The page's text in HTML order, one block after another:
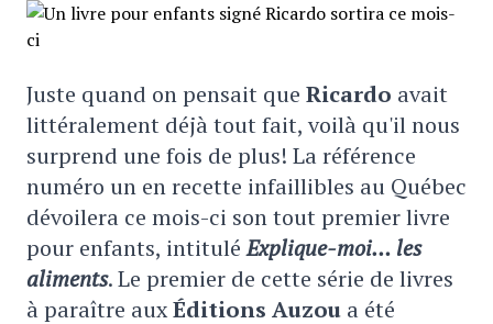
Juste quand on pensait que Ricardo avait
littéralement déjà tout fait, voilà qu'il nous
surprend une fois de plus! La référence
numéro un en recette infaillibles au Québec
dévoilera ce mois-ci son tout premier livre
pour enfants, intituléExplique-moi… les
aliments. Le premier de cette série de livres
à paraître auxÉditions Auzou a été